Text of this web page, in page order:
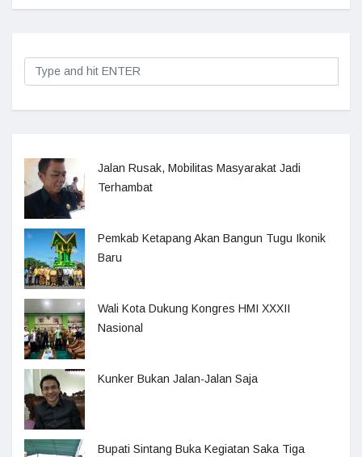
Jalan Rusak, Mobilitas Masyarakat Jadi
Terhambat
Pemkab Ketapang Akan Bangun Tugu Ikonik
Baru
Wali Kota Dukung Kongres HMI XXXII
Nasional
Kunker Bukan Jalan-Jalan Saja
Bupati Sintang Buka Kegiatan Saka Tiga